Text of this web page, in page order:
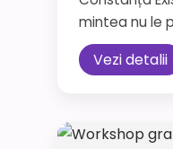
mintea nu le
Vezi detalii